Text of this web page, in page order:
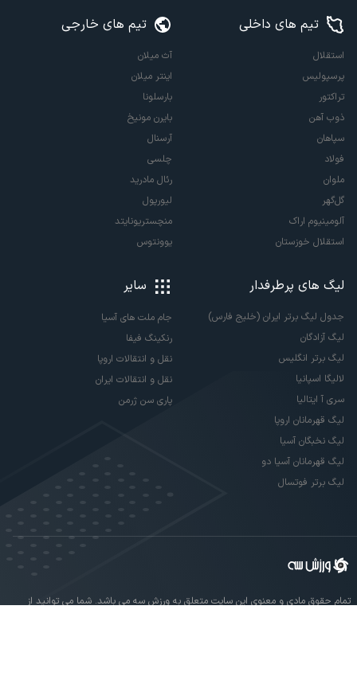
تیم های داخلی
استقلال
پرسپولیس
تراکتور
ذوب آهن
سپاهان
فولاد
ملوان
گل‌گهر
آلومینیوم اراک
استقلال خوزستان
تیم های خارجی
آث میلان
اینتر میلان
بارسلونا
بایرن مونیخ
آرسنال
چلسی
رئال مادرید
لیورپول
منچستریونایتد
یوونتوس
لیگ های پرطرفدار
جدول لیگ برتر ایران (خلیج فارس)
لیگ آزادگان
لیگ برتر انگلیس
لالیگا اسپانیا
سری آ ایتالیا
لیگ قهرمانان اروپا
لیگ نخبگان آسیا
لیگ قهرمانان آسیا دو
لیگ برتر فوتسال
سایر
جام ملت های آسیا
رنکینگ فیفا
نقل و انتقالات اروپا
نقل و انتقالات ایران
پاری سن ژرمن
تمام حقوق مادی و معنوی این سایت متعلق به ورزش سه می باشد. شما می توانید از